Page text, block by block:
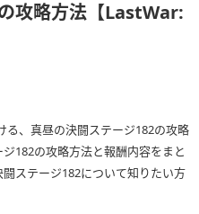
攻略方法【LastWar:
る、真昼の決闘ステージ182の攻略
182の攻略方法と報酬内容をまと
ステージ182について知りたい方